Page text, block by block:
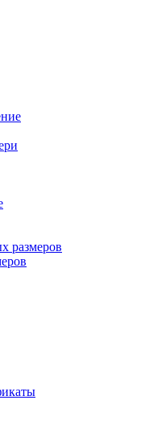
размеров